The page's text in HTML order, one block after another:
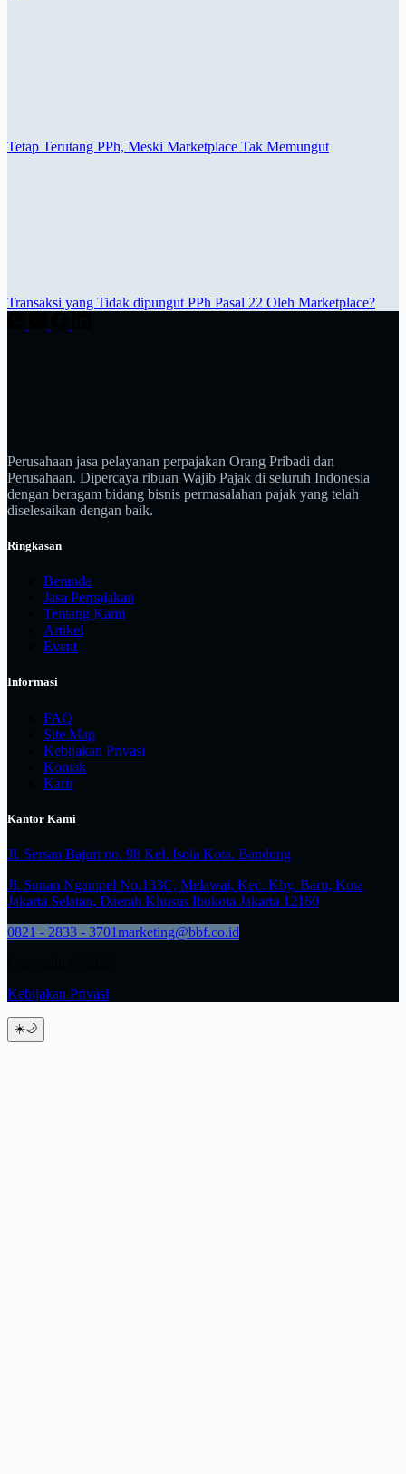
Tetap Terutang PPh, Meski Marketplace Tak Memungut
Transaksi yang Tidak dipungut PPh Pasal 22 Oleh Marketplace?
Perusahaan jasa pelayanan perpajakan Orang Pribadi dan
Perusahaan. Dipercaya ribuan Wajib Pajak di seluruh Indonesia
dengan beragam bidang bisnis permasalahan pajak yang telah
diselesaikan dengan baik.
Ringkasan
Beranda
Jasa Perpajakan
Tentang Kami
Artikel
Event
Informasi
FAQ
Site Map
Kebijakan Privasi
Kontak
Karir
Kantor Kami
Jl. Sersan Bajuri no. 98 Kel. Isola Kota. Bandung
Jl. Sunan Ngampel No.133C, Melawai, Kec. Kby. Baru, Kota
Jakarta Selatan, Daerah Khusus Ibukota Jakarta 12160
0821 - 2833 - 3701marketing@bbf.co.id
Kebijakan Privasi
☀️🌙